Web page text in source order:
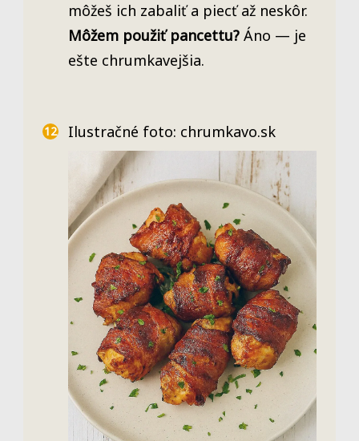
môžeš ich zabaliť a piecť až neskôr.
Môžem použiť pancettu? Áno — je
ešte chrumkavejšia.
Ilustračné foto: chrumkavo.sk